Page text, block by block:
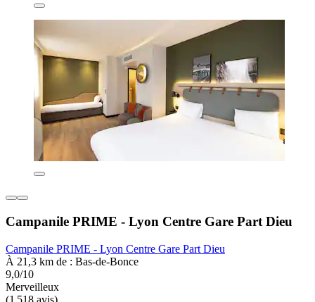
Campanile PRIME - Lyon Centre Gare Part Dieu
Campanile PRIME - Lyon Centre Gare Part Dieu
À 21,3 km de : Bas-de-Bonce
9,0/10
Merveilleux
(1 518 avis)